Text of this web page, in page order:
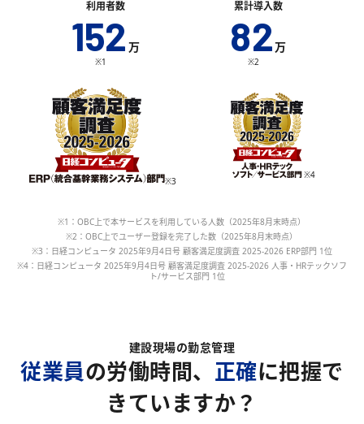
利用者数
152 万
※1
累計導入数
82万
※2
※3
※4
※1：OBC上で本サービスを利用している人数（2025年8月末時点）
※2：OBC上でユーザー登録を完了した数（2025年8月末時点）
※3：日経コンピュータ 2025年9月4日号 顧客満足度調査 2025-2026 ERP部門 1位
※4：日経コンピュータ 2025年9月4日号 顧客満足度調査 2025-2026 人事・HRテックソフ
ト/サービス部門 1位
建設現場の勤怠管理
従業員の労働時間、 正確に把握で
きていますか？